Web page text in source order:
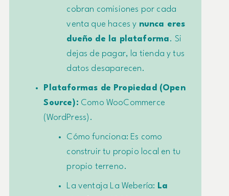
cobran comisiones por cada
venta que haces y nunca eres
dueño de la plataforma. Si
dejas de pagar, la tienda y tus
datos desaparecen.
Plataformas de Propiedad (Open
Source): Como WooCommerce
(WordPress).
Cómo funciona: Es como
construir tu propio local en tu
propio terreno.
La ventaja La Webería: La